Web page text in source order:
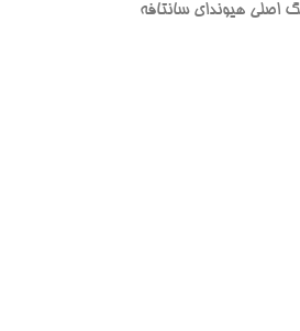
هيونداي سانتافه